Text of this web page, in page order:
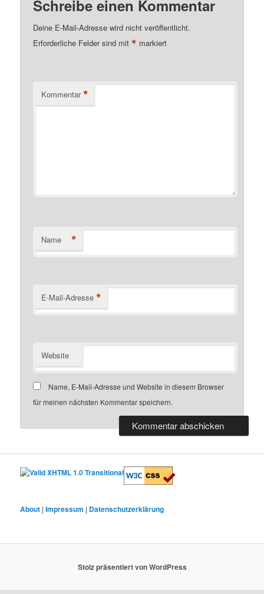
Schreibe einen Kommentar
Deine E-Mail-Adresse wird nicht veröffentlicht.
Erforderliche Felder sind mit* markiert
Kommentar *
Name *
E-Mail-Adresse *
Website
Name, E-Mail-Adresse und Website in diesem Browser
für meinen nächsten Kommentar speichern.
About |Impressum | Datenschutzerklärung
Stolz präsentiert von WordPress